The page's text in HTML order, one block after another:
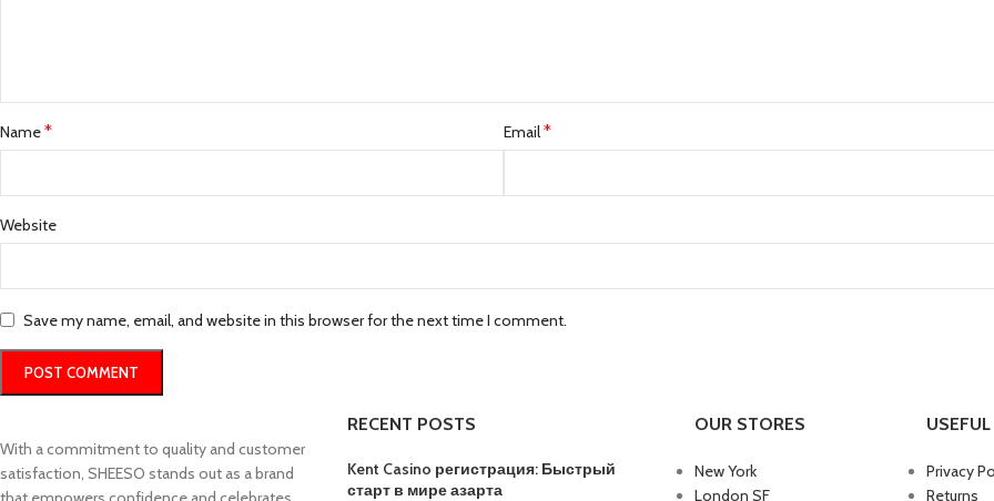
Name* Email*
Website
Save my name, email, and website in this browser for the next time I comment.
With a commitment to quality and customer
satisfaction, SHEESO stands out as a brand
RECENT POSTS
Kent Casino регистрация: Быстрый
старт в мире азарта
OUR STORES
New York
London SF
Privacy
Returns